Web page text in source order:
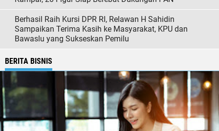
Berhasil Raih Kursi DPR RI, Relawan H Sahidin
Sampaikan Terima Kasih ke Masyarakat, KPU dan
Bawaslu yang Sukseskan Pemilu
BERITA BISNIS